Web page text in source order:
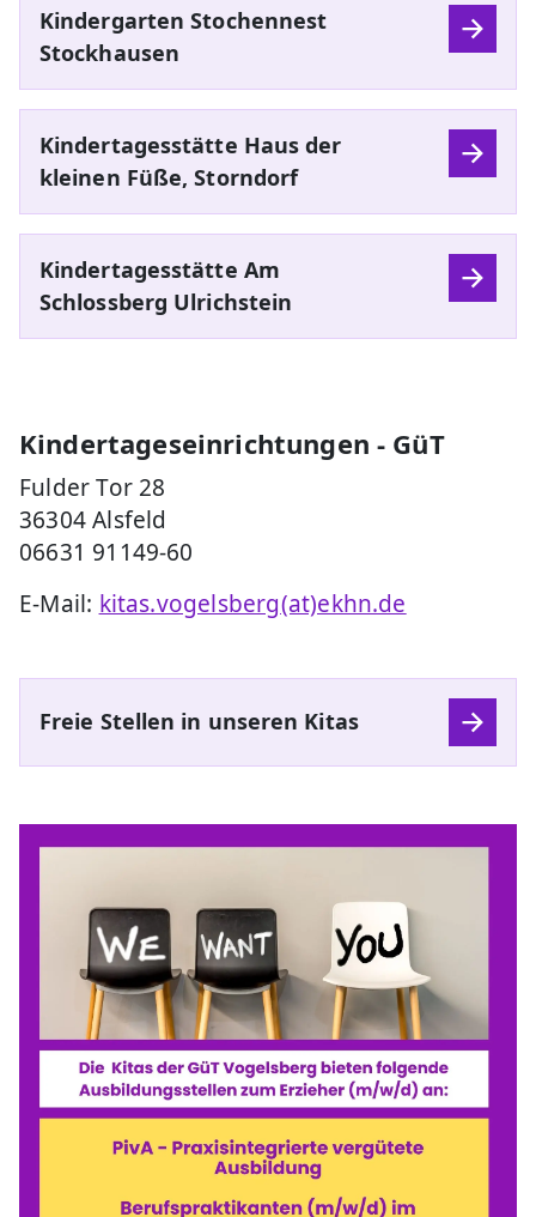
Kindergarten Stochennest
Stockhausen
Kindertagesstätte Haus der
kleinen Füße, Storndorf
Kindertagesstätte Am
Schlossberg Ulrichstein
Kindertageseinrichtungen - GüT
Fulder Tor 28
36304 Alsfeld
06631 91149-60
E-Mail: kitas.vogelsberg(at)ekhn.de
Freie Stellen in unseren Kitas